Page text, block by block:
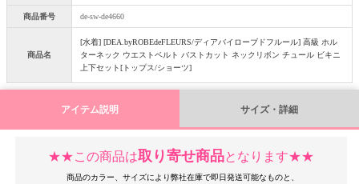
商品番号 de-sw-de4660
商品名
[水着] [DEA.byROBEdeFLEURS/ディアバイローブドフルール] 高級 ホル
ターネック ウエストベルト バストカット ネックリボン チュール ビキニ
上下セット[トップス/ショーツ]
アイテム説明 サイズ・詳細
★★この商品は取り寄せ商品となります★★
商品のカラー、サイズにより弊社在庫で即日発送可能なものと、